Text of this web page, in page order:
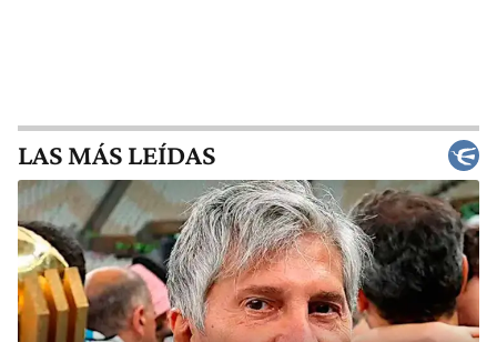
LAS MÁS LEÍDAS